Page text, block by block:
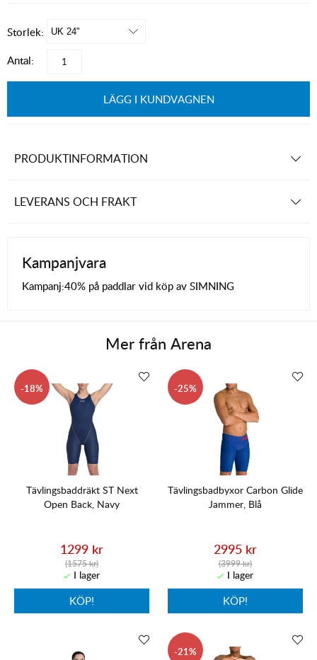
Storlek:
Antal:
LÄGG I KUNDVAGNEN
PRODUKTINFORMATION
LEVERANS OCH FRAKT
Kampanjvara
Kampanj:40% på paddlar vid köp av SIMNING
Mer från Arena
18
Tävlingsbaddräkt ST Next
Open Back, Navy
1299 kr
(1575 kr)
KÖP!
25
Tävlingsbadbyxor Carbon Glide
Jammer, Blå
2995 kr
(3999 kr)
KÖP!
21